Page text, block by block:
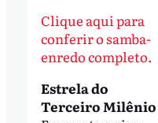
Clique aqui para
conferir o samba-
enredo completo.
Estrela do
Terceiro Milênio